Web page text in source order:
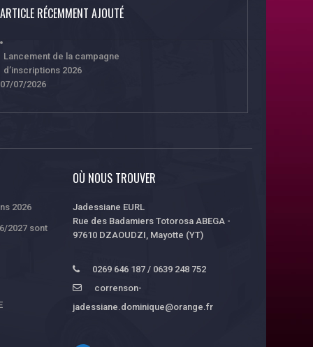
ARTICLE RÉCEMMENT AJOUTÉ
Lancement de la campagne
d’inscriptions 2026
07/07/2026
2026
2027 sont
OÙ NOUS TROUVER
Jadessiane EURL
Rue des Badamiers Totorosa ABEGA -
97610 DZAOUDZI, Mayotte (YT)
0269 646 187 / 0639 248 752
correnson-
jadessiane.dominique@orange.fr